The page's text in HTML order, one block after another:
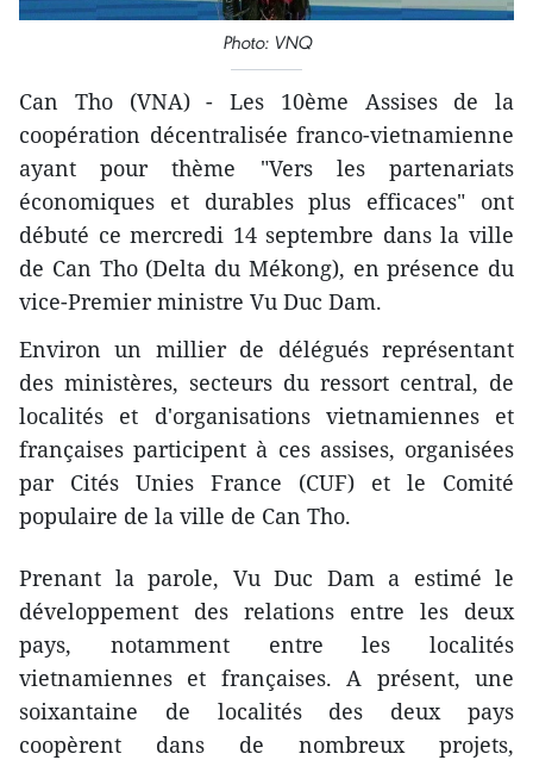
Photo: VNQ
Can Tho (VNA) - Les 10ème Assises de la
coopération décentralisée franco-vietnamienne
ayant pour thème "Vers les partenariats
économiques et durables plus efficaces" ont
débuté ce mercredi 14 septembre dans la ville
de Can Tho (Delta du Mékong), en présence du
vice-Premier ministre Vu Duc Dam.
Environ un millier de délégués représentant
des ministères, secteurs du ressort central, de
localités et d'organisations vietnamiennes et
françaises participent à ces assises, organisées
par Cités Unies France (CUF) et le Comité
populaire de la ville de Can Tho.
Prenant la parole, Vu Duc Dam a estimé le
développement des relations entre les deux
pays, notamment entre les localités
vietnamiennes et françaises. A présent, une
soixantaine de localités des deux pays
coopèrent dans de nombreux projets,